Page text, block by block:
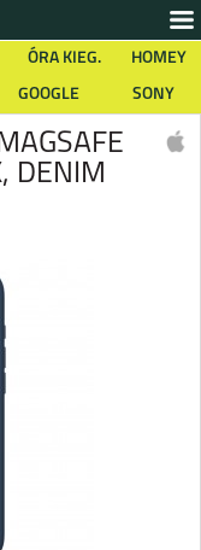
ÓRA KIEG.
HOMEY
GOOGLE SONY
DENIM